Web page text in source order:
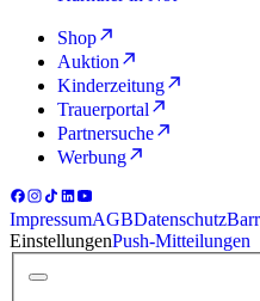
Shop
Auktion
Kinderzeitung
Trauerportal
Partnersuche
Werbung
ImpressumAGBDatenschutz
EinstellungenPush-Mitteilungen